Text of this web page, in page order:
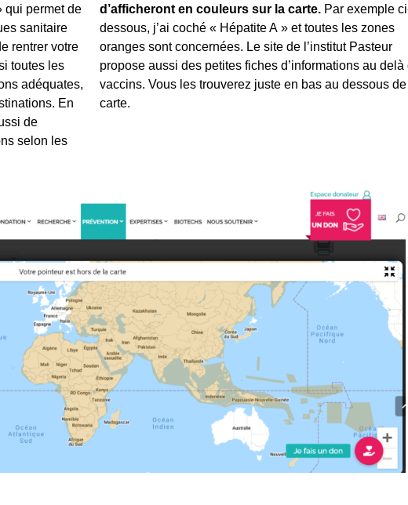
qui permet de
sanitaire
rentrer votre
toutes les
adéquates,
En
de
selon les
d’afficheront en couleurs sur la carte. Par exemple
dessous, j’ai coché « Hépatite A » et toutes les zones
oranges sont concernées. Le site de l’institut Pasteur
propose aussi des petites fiches d’informations au delà
vaccins. Vous les trouverez juste en bas au dessous
carte.